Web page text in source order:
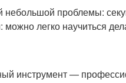
небольшой проблемы:
легко научиться
инструмент —